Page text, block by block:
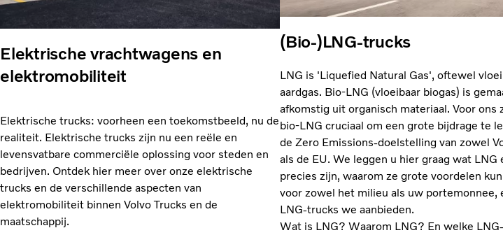
Elektrische vrachtwagens en
elektromobiliteit
Elektrische trucks: voorheen een toekomstbeeld, nu de
realiteit. Elektrische trucks zijn nu een reële en
levensvatbare commerciële oplossing voor steden en
bedrijven. Ontdek hier meer over onze elektrische
trucks en de verschillende aspecten van
elektromobiliteit binnen Volvo Trucks en de
maatschappij.
(Bio-)LNG-trucks
LNG is 'Liquefied Natural Gas', oftewel
aardgas. Bio-LNG (vloeibaar biogas) is
afkomstig uit organisch materiaal. Voor ons
bio-LNG cruciaal om een grote bijdrage te
de Zero Emissions-doelstelling van zowel
als de EU. We leggen u hier graag wat LNG
precies zijn, waarom ze grote voordelen
voor zowel het milieu als uw portemonnee,
LNG-trucks we aanbieden.
Wat is LNG? Waarom LNG? En welke